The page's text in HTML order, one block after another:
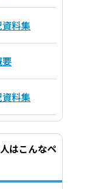
料集
料集
はこんなペ